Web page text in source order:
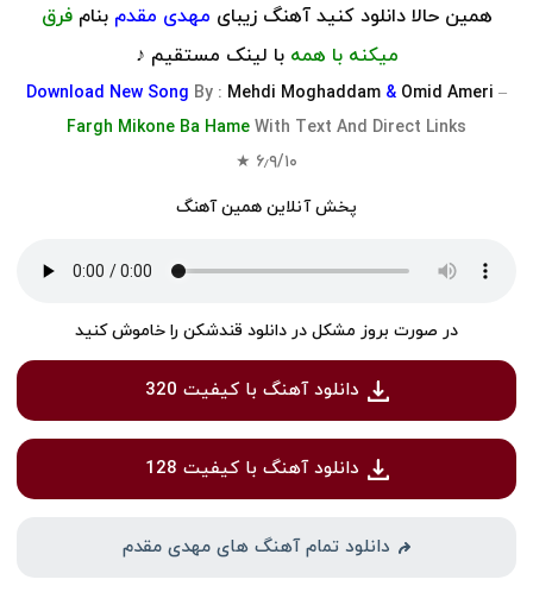
همین حالا دانلود کنید آهنگ زیبای مهدی مقدم بنامفرق
میکنه با همه با لینک مستقیم ♪
Download New Song By : Mehdi Moghaddam & Omid Ameri –
Fargh Mikone Ba Hame With Text And Direct Links
۶٫۹/۱۰
★
پخش آنلاین همین آهنگ
در صورت بروز مشکل در دانلود قندشکن را خاموش کنید
دانلود آهنگ با کیفیت 320
دانلود آهنگ با کیفیت 128
دانلود تمام آهنگ های مهدی مقدم